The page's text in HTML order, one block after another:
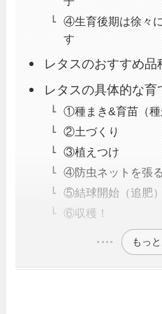
④生育後期は徐々
す
レタスのおすすめ品
レタスの具体的な育
①種まき&育苗（種
②土づくり
③植えつけ
④防虫ネットを張る
⑤結球開始（追肥）
⑥収穫！
もっ